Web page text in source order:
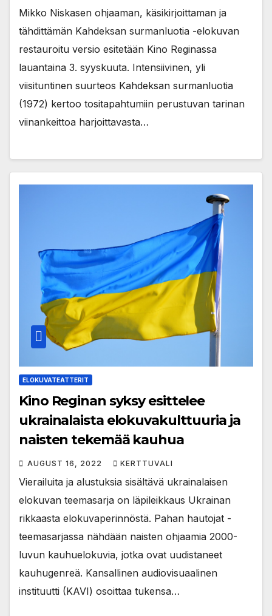
Mikko Niskasen ohjaaman, käsikirjoittaman ja
tähdittämän Kahdeksan surmanluotia -elokuvan
restauroitu versio esitetään Kino Reginassa
lauantaina 3. syyskuuta. Intensiivinen, yli
viisituntinen suurteos Kahdeksan surmanluotia
(1972) kertoo tositapahtumiin perustuvan tarinan
viinankeittoa harjoittavasta…
ELOKUVATEATTERIT
Kino Reginan syksy esittelee
ukrainalaista elokuvakulttuuria ja
naisten tekemää kauhua
AUGUST 16, 2022 KERTTUVALI
Vierailuita ja alustuksia sisältävä ukrainalaisen
elokuvan teemasarja on läpileikkaus Ukrainan
rikkaasta elokuvaperinnöstä. Pahan hautojat -
teemasarjassa nähdään naisten ohjaamia 2000-
luvun kauhuelokuvia, jotka ovat uudistaneet
kauhugenreä. Kansallinen audiovisuaalinen
instituutti (KAVI) osoittaa tukensa…